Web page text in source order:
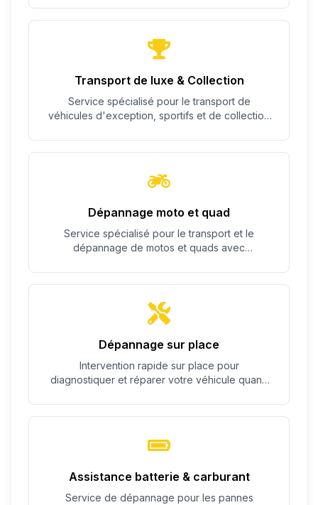
Transport de luxe & Collection
Service spécialisé pour le transport de
véhicules d'exception, sportifs et de collection
Dépannage moto et quad
Service spécialisé pour le transport et le
dépannage de motos et quads avec
Dépannage sur place
Intervention rapide sur place pour
diagnostiquer et réparer votre véhicule quand
Assistance batterie & carburant
Service de dépannage pour les pannes